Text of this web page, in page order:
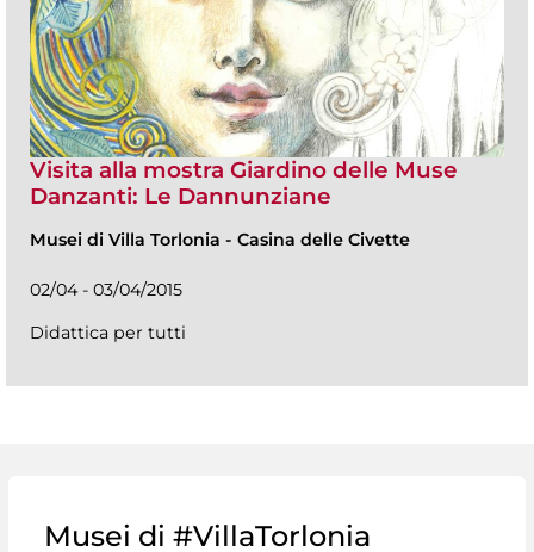
Visita alla mostra Giardino delle Muse
Danzanti: Le Dannunziane
Musei di Villa Torlonia - Casina delle Civette
02/04 - 03/04/2015
Didattica per tutti
Musei di #VillaTorlonia